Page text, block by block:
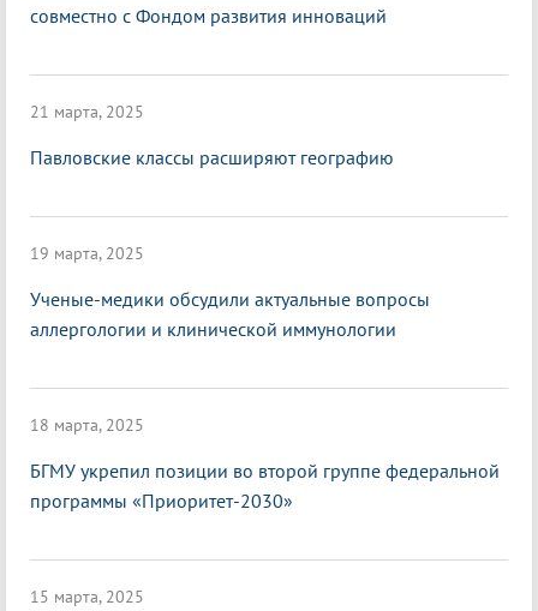
совместно с Фондом развития инноваций
21 марта, 2025
Павловские классы расширяют географию
19 марта, 2025
Ученые-медики обсудили актуальные вопросы
аллергологии и клинической иммунологии
18 марта, 2025
БГМУ укрепил позиции во второй группе федеральной
программы «Приоритет-2030»
15 марта, 2025